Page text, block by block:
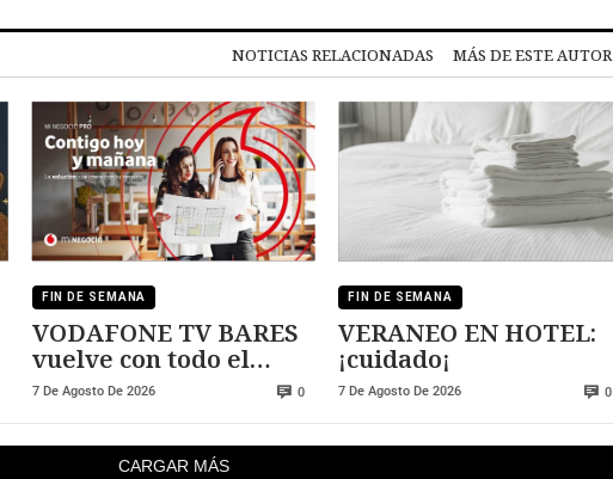
NOTICIAS RELACIONADAS MÁS DE ESTE AUTOR
FIN DE SEMANA
VODAFONE TV BARES
vuelve con todo el
futbol
7 De Agosto De 2026 0
FIN DE SEMANA
VERANEO EN HOTEL:
¡cuidado¡
7 De Agosto De 2026 0
CARGAR MÁS